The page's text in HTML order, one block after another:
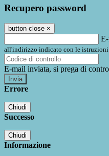
Recupero password
button close ×
all'indirizzo indicato con le istruzioni
E-mail inviata, si prega di
Errore
Chiudi
Successo
Chiudi
Informazione